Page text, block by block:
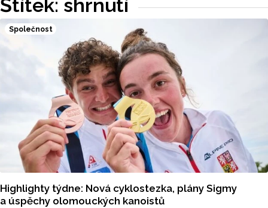
Štítek: shrnutí
Společnost
Highlighty týdne: Nová cyklostezka, plány Sigmy
a úspěchy olomouckých kanoistů